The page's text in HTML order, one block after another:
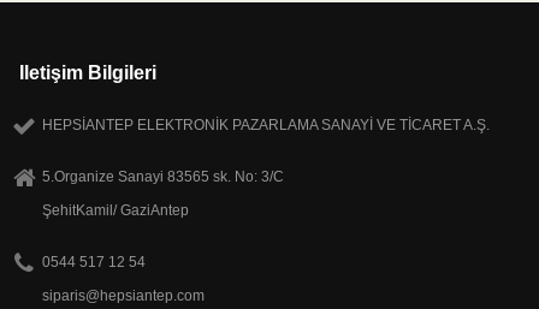
Iletişim Bilgileri
HEPSİANTEP ELEKTRONİK PAZARLAMA SANAYİ VE TİCARET A.Ş.
5.Organize Sanayi 83565 sk. No: 3/C
ŞehitKamil/ GaziAntep
0544 517 12 54
siparis@hepsiantep.com